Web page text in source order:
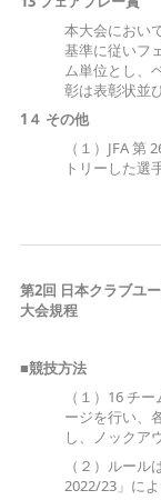
本大会におい
基準に従いフ
ム単位とし、
彰は表彰状並
1４ その他
（１）JFA
トリーした選
第2回 日本クラブユ
大会規程
■競技方法
（１）16 チ
ージを行い、
し、ノックア
（２）ルー
2022/23」によ